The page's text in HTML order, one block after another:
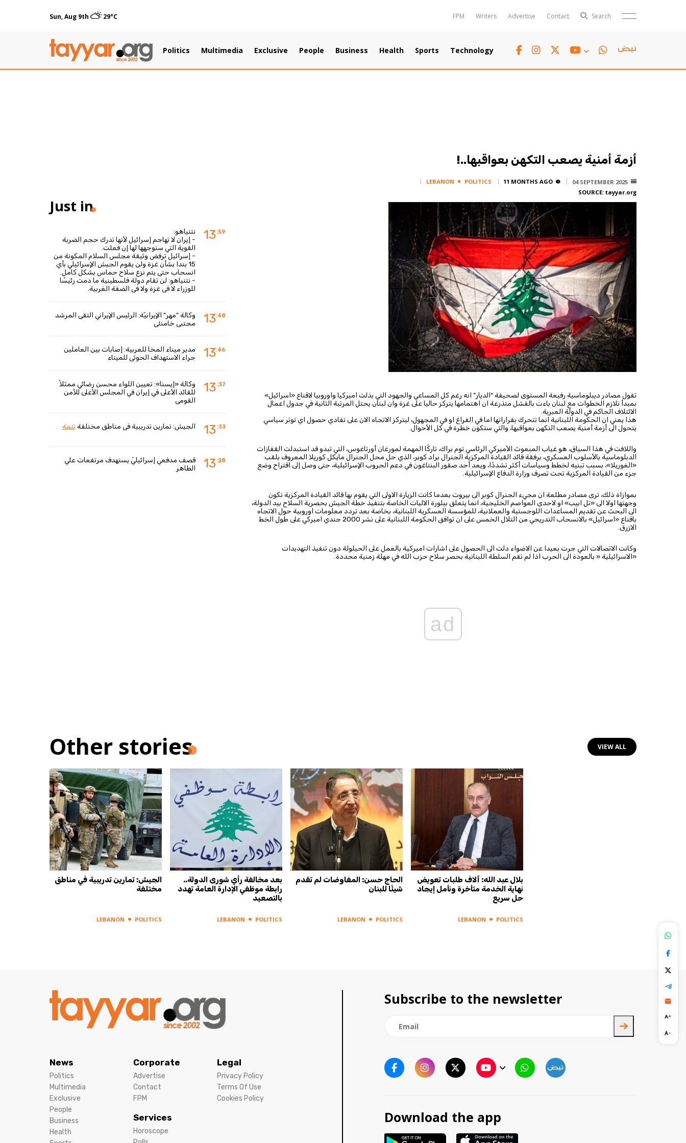
Sun, Aug 9th 29°C FPM Writers Advertise Contact Search
Polls
Politics Multimedia Exclusive People Business Health Sports Technology
TTV
أزمة أمنية يصعب التكهن بعواقبها..!
04 SEPTEMBER 2025
11 MONTHS AGO
LEBANON
POLITICS
SOURCE: tayyar.org
تقول مصادر ديبلوماسية رفيعة المستوى لصحيفة “الديار” انه رغم كل المساعي والجهود التي بذلت اميركيا واوروبيا لاقناع «اسرائيل»
بمبدأ تلازم الخطوات مع لبنان باءت بالفشل متذرعة ان اهتمامها يتركز حاليا على غزة وان لبنان يحتل المرتبة الثانية في جدول اعمال
الائتلاف الحاكم في الدولة العبرية.
هذا يعني ان الحكومة اللبنانية انما تتحرك بقراراتها اما في الفراغ او في المجهول، ليتركز الاتجاه الان على تفادي حصول اي توتر سياسي
يتحول الى أزمة أمنية يصعب التكهن بعواقبها، والتي ستكون خطرة في كل الأحوال.
واللافت في هذا السياق، هو غياب المبعوث الأميركي الرئاسي توم براك، تاركًا المهمة لمورغان أورتاغوس، التي تبدو قد استبدلت القفازات
الدبلوماسية بالأسلوب العسكري، برفقة قائد القيادة المركزية الجنرال براد كوبر، الذي حل محل الجنرال مايكل كوريلا المعروف بلقب
«الغوريلا»، بسبب تبنيه لخطط وسياسات أكثر تشددًا، ويعد أحد صقور البنتاغون في دعم الحروب الإسرائيلية، حتى وصل إلى اقتراح وضع
جزء من القيادة المركزية تحت تصرف وزارة الدفاع الإسرائيلية.
بموازاة ذلك، ترى مصادر مطلعة ان مجيء الجنرال كوبر الى بيروت بعدما كانت الزيارة الاولى التي يقوم بها قائد القيادة المركزية تكون
وجهتها اولا الى «تل ابيب» او لاحدى العواصم الخليجية، انما يتعلق ببلورة الاليات الخاصة بتنفيذ خطة الجيش بحصرية السلاح بيد الدولة،
الى البحث عن تقديم المساعدات اللوجستية والعملانية، للمؤسسة العسكرية اللبنانية، بخاصة بعد تردد معلومات اوروبية حول الاتجاه
باقناع «اسرائيل» بالانسحاب التدريجي من التلال الخمس على ان توافق الحكومة اللبنانية على نشر 2000 جندي اميركي على طول الخط
الازرق.
وكانت الاتصالات التي جرت بعيدا عن الاضواء دلت الى الحصول على اشارات اميركية بالعمل على الحيلولة دون تنفيذ التهديدات
«الاسرائيلية « بالعودة الى الحرب اذا لم تقم السلطة اللبنانية بحصر سلاح حزب الله في مهلة زمنية محددة.
ad
Just in
13:59
نتنياهو:
- إيران لا تهاجم إسرائيل لأنها تدرك حجم الضربة
القوية التي سنوجهها لها إن فعلت.
- إسرائيل ترفض وثيقة مجلس السلام المكونة من
15 بندا بشأن غزة ولن يقوم الجيش الإسرائيلي بأي
انسحاب حتى يتم نزع سلاح حماس بشكل كامل.
- نتنياهو: لن تقام دولة فلسطينية ما دمت رئيسًا
للوزراء لا في غزة ولا في الضفة الغربية.
13:48
وكالة "مهر" الإيرانيّة: الرئيس الإيراني التقى المرشد
مجتبى خامنئي
13:46
مدير ميناء المخا للعربية: إصابات بين العاملين
جراء الاستهداف الحوثي للميناء
13 :37
وكالة «إيسنا»: تعيين اللواء محسن رضائي ممثلاً
للقائد الأعلى في إيران في المجلس الأعلى للأمن
القومي
13 :33 الجيش: تمارين تدريبية في مناطق مختلفةتتمة
13 :28
قصف مدفعي إسرائيليّ يستهدف مرتفعات علي
الطاهر
Other stories VIEW ALL
الجيش: تمارين تدريبية في مناطق
مختلفة
LEBANON POLITICS
بعد مخالفة رأي شورى الدولة..
رابطة موظفي الإدارة العامة تهدد
بالتصعيد
LEBANON POLITICS
الحاج حسن: المفاوضات لم تقدم
شيئًا للبنان
LEBANON POLITICS
بلال عبد الله: آلاف طلبات تعويض
نهاية الخدمة متأخرة ونأمل إيجاد
حل سريع
LEBANON POLITICS
News
Politics
Multimedia
Exclusive
People
Business
Health
Corporate
Advertise
Contact
FPM
Services
Horoscope
Legal
Privacy Policy
Terms Of Use
Cookies Policy
Subscribe to the newsletter
Download the app